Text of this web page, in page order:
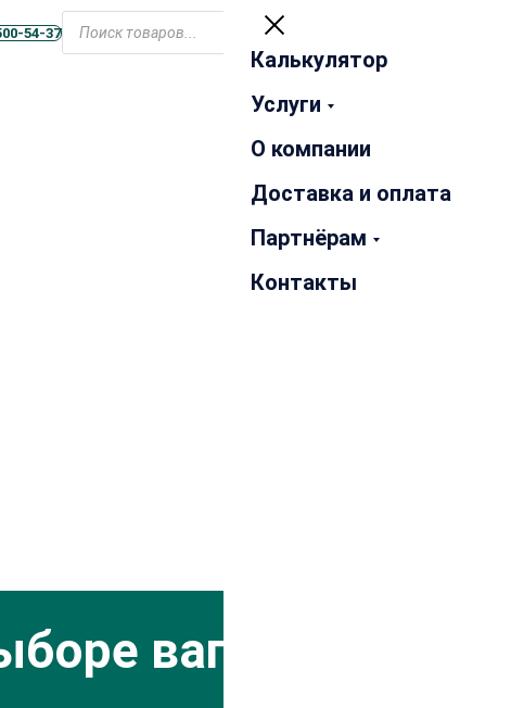
54-37
Закрыть
Калькулятор
Услуги
О компании
Доставка и оплата
Партнёрам
Контакты
вагонки?